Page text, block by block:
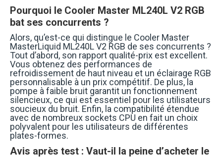
Pourquoi le Cooler Master ML240L V2 RGB
bat ses concurrents ?
Alors, qu’est-ce qui distingue le Cooler Master
MasterLiquid ML240L V2 RGB de ses concurrents ?
Tout d’abord, son rapport qualité-prix est excellent.
Vous obtenez des performances de
refroidissement de haut niveau et un éclairage RGB
personnalisable à un prix compétitif. De plus, la
pompe à faible bruit garantit un fonctionnement
silencieux, ce qui est essentiel pour les utilisateurs
soucieux du bruit. Enfin, la compatibilité étendue
avec de nombreux sockets CPU en fait un choix
polyvalent pour les utilisateurs de différentes
plates-formes.
Avis après test : Vaut-il la peine d’acheter le